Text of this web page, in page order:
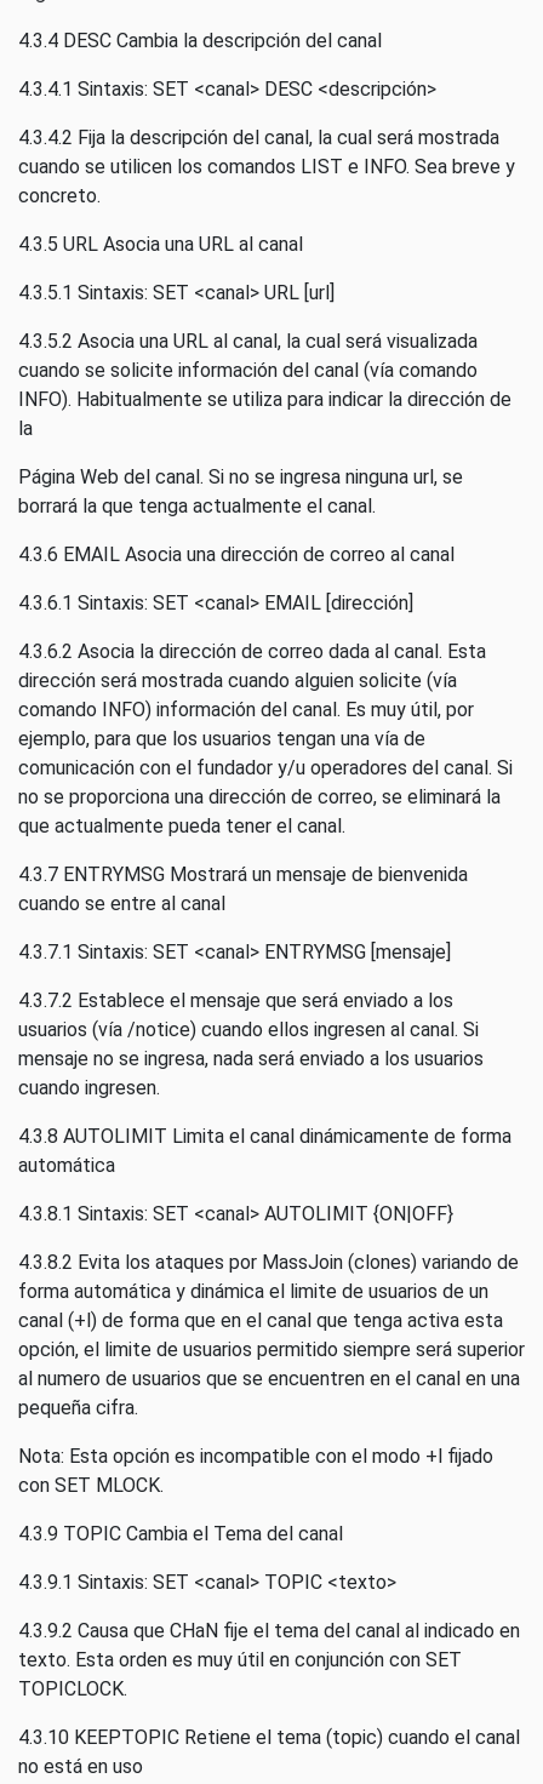
4.3.4 DESC Cambia la descripción del canal
4.3.4.1 Sintaxis: SET <canal> DESC <descripción>
4.3.4.2 Fija la descripción del canal, la cual será mostrada
cuando se utilicen los comandos LIST e INFO. Sea breve y
concreto.
4.3.5 URL Asocia una URL al canal
4.3.5.1 Sintaxis: SET <canal> URL [url]
4.3.5.2 Asocia una URL al canal, la cual será visualizada
cuando se solicite información del canal (vía comando
INFO). Habitualmente se utiliza para indicar la dirección de
la
Página Web del canal. Si no se ingresa ninguna url, se
borrará la que tenga actualmente el canal.
4.3.6 EMAIL Asocia una dirección de correo al canal
4.3.6.1 Sintaxis: SET <canal> EMAIL [dirección]
4.3.6.2 Asocia la dirección de correo dada al canal. Esta
dirección será mostrada cuando alguien solicite (vía
comando INFO) información del canal. Es muy útil, por
ejemplo, para que los usuarios tengan una vía de
comunicación con el fundador y/u operadores del canal. Si
no se proporciona una dirección de correo, se eliminará la
que actualmente pueda tener el canal.
4.3.7 ENTRYMSG Mostrará un mensaje de bienvenida
cuando se entre al canal
4.3.7.1 Sintaxis: SET <canal> ENTRYMSG [mensaje]
4.3.7.2 Establece el mensaje que será enviado a los
usuarios (vía /notice) cuando ellos ingresen al canal. Si
mensaje no se ingresa, nada será enviado a los usuarios
cuando ingresen.
4.3.8 AUTOLIMIT Limita el canal dinámicamente de forma
automática
4.3.8.1 Sintaxis: SET <canal> AUTOLIMIT {ON|OFF}
4.3.8.2 Evita los ataques por MassJoin (clones) variando de
forma automática y dinámica el limite de usuarios de un
canal (+l) de forma que en el canal que tenga activa esta
opción, el limite de usuarios permitido siempre será superior
al numero de usuarios que se encuentren en el canal en una
pequeña cifra.
Nota: Esta opción es incompatible con el modo +l fijado
con SET MLOCK.
4.3.9 TOPIC Cambia el Tema del canal
4.3.9.1 Sintaxis: SET <canal> TOPIC <texto>
4.3.9.2 Causa que CHaN fije el tema del canal al indicado en
texto. Esta orden es muy útil en conjunción con SET
TOPICLOCK.
4.3.10 KEEPTOPIC Retiene el tema (topic) cuando el canal
no está en uso